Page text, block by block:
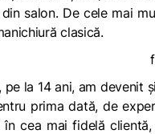
salon. De cele mai
clasică.
la 14 ani, am devenit
prima dată, de
cea mai fidelă